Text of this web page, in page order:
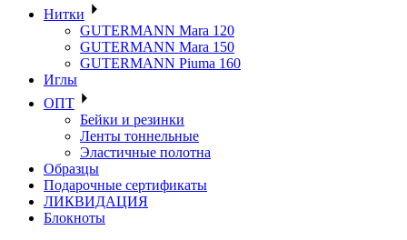
Нитки
GUTERMANN Mara 120
GUTERMANN Mara 150
GUTERMANN Piuma 160
Иглы
ОПТ
Бейки и резинки
Ленты тоннельные
Эластичные полотна
Образцы
Подарочные сертификаты
ЛИКВИДАЦИЯ
Блокноты